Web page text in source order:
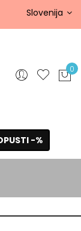
Slovenija
0
-%